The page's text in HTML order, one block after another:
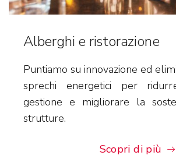
Alberghi e ristorazione
Puntiamo su innovazione ed
sprechi energetici per
gestione e migliorare la
strutture.
Scopri di più